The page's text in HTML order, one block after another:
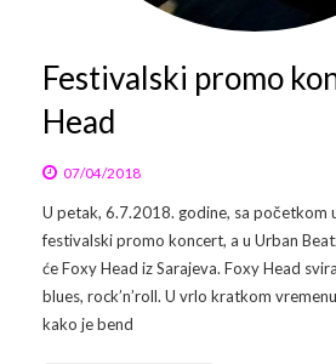
Festivalski promo
Head
07/04/2018
U petak, 6.7.2018. godine, sa početkom
festivalski promo koncert, a u Urban
će Foxy Head iz Sarajeva. Foxy Head
blues, rock’n’roll. U vrlo kratkom
kako je bend